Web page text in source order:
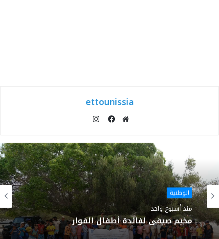
ettounissia
الويب
الوطنية
منذ أسبوع واحد
مخيم صيفي لفائدة أطفال الفوار